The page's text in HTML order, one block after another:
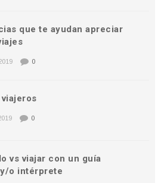
que te ayudan apreciar
0
0
vs viajar con un guía
o intérprete